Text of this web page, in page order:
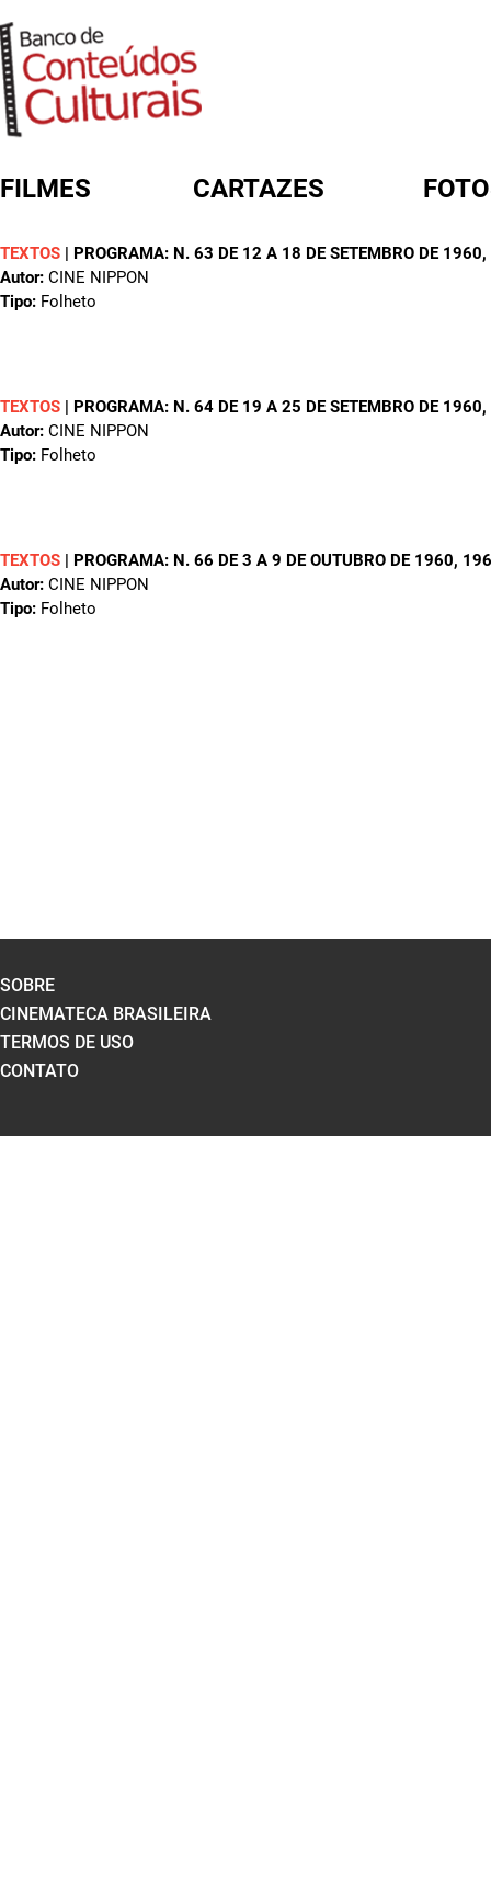
FILMES CARTAZES
TEXTOS | PROGRAMA: N. 63 DE 12 A 18 DE SETEMBRO DE 1960
Autor: CINE NIPPON
Tipo: Folheto
TEXTOS | PROGRAMA: N. 64 DE 19 A 25 DE SETEMBRO DE 1960
Autor: CINE NIPPON
Tipo: Folheto
TEXTOS | PROGRAMA: N. 66 DE 3 A 9 DE OUTUBRO DE 1960,
Autor: CINE NIPPON
Tipo: Folheto
FORMULÁRIO DE BUSCA
SOBRE
CINEMATECA BRASILEIRA
TERMOS DE USO
CONTATO